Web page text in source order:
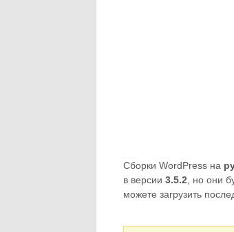
Сборки WordPress на
в версии 3.5.2 , но они
можете загрузить